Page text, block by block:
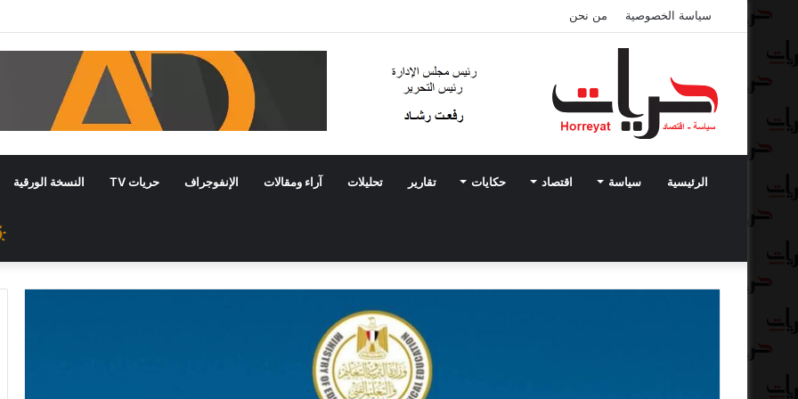
سياسة الخصوصية من نحن
الرئيسية سياسة اقتصاد حكايات تقارير تحليلات آراء ومقالات الإنفوجراف حريات TV النسخة الورقية